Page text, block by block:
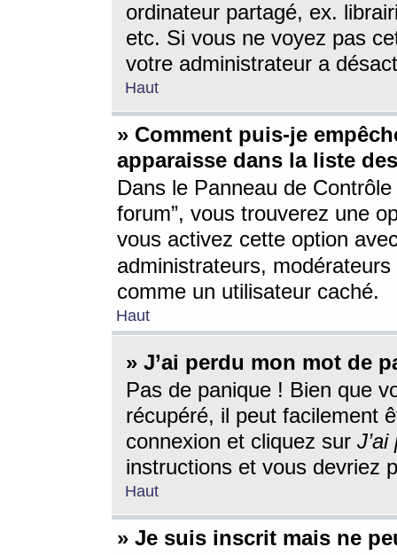
ordinateur partagé, ex.
etc. Si vous ne voyez pas
votre administrateur a
Haut
» Comment puis-je
apparaisse dans la liste
Dans le Panneau de
forum”, vous trouverez une
vous activez cette option
administrateurs,
comme un utilisateur caché.
Haut
» J’ai perdu mon mot de
Pas de panique ! Bien que
récupéré, il peut facilement
connexion et cliquez sur
instructions et vous devriez
Haut
» Je suis inscrit mais ne